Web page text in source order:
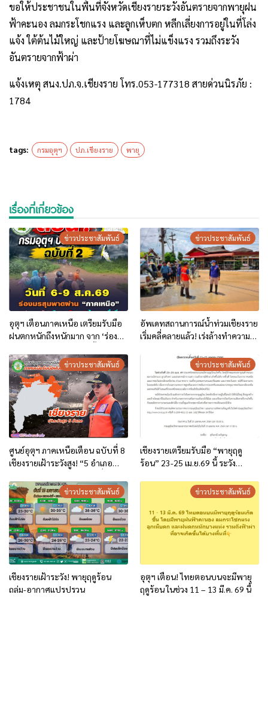
ขอให้ประชาชนในพื้นที่จังหวัดเชียงรายระวังอันตรายจากพายุฝน
ฟ้าคะนอง ลมกระโชกแรง และลูกเห็บตก หลีกเลี่ยงการอยู่ในที่โล่ง
แจ้ง ใต้ต้นไม้ใหญ่ และป้ายโฆษณาที่ไม่แข็งแรง รวมถึงระวัง
อันตรายจากฟ้าผ่า
แจ้งเหตุ สนง.ปภ.จ.เชียงราย โทร.053-177318 สายด่วนนิรภัย :
1784
tags: กรมอุตุฯ ปภ.เชียงราย พายุ
เรื่องที่เกี่ยวข้อง
ข่าวประชาสัมพันธ์
อุตุฯ เตือนภาคเหนือ เตรียมรับมือ
ฝนตกหนักถึงหนักมาก จาก ‘ร่อง
ข่าวประชาสัมพันธ์
อัพเดทสถานการณ์น้ำท่วมเชียงราย
เริ่มคลี่คลายแล้ว! เร่งล้างทำความ
ข่าวประชาสัมพันธ์
ศูนย์อุตุฯ ภาคเหนือเตือน ฉบับที่ 8
เชียงรายเฝ้าระวังสูง! “5 อำเภอ
ก.ค. นี้
ข่าวประชาสัมพันธ์
เชียงรายเตรียมรับมือ “พายุฤดู
ร้อน” 23-25 เม.ย.69 นี้ ระวัง
ลูกเห็บตกในบางพื้นที่
ข่าวประชาสัมพันธ์
เชียงรายเฝ้าระวัง! พายุฤดูร้อน
ถล่ม-อากาศแปรปรวน
ข่าวประชาสัมพันธ์
อุตุฯ เตือน! ไทยตอนบนจะมีพายุ
ฤดูร้อน ในช่วง 11 – 13 มี.ค. 69 นี้